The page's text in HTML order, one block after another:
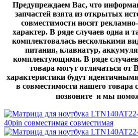
Предупреждаем Вас, что
запчастей взята из открытых
совместимости носят
характер. В ряде случаев одна и
комплектовалась несколькими
питания, клавиатур,
комплектующими. В ряде
товара могут отличаться от
характеристики будут
в совместимости нашего
позвоните и мы